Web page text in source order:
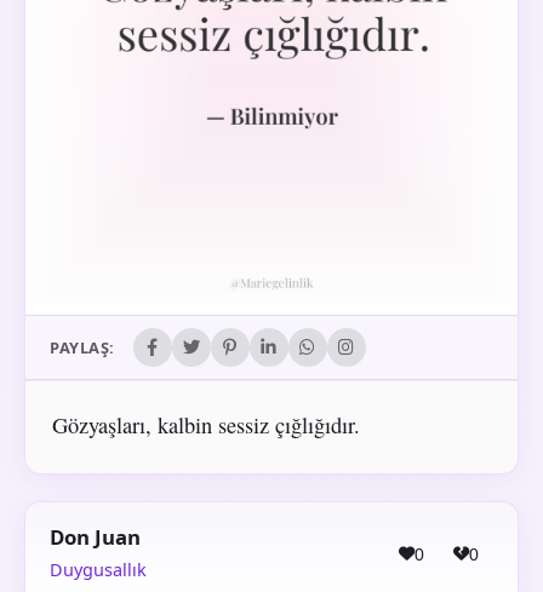
PAYLAŞ:
Gözyaşları, kalbin sessiz çığlığıdır.
Don Juan
Duygusallık
0 0